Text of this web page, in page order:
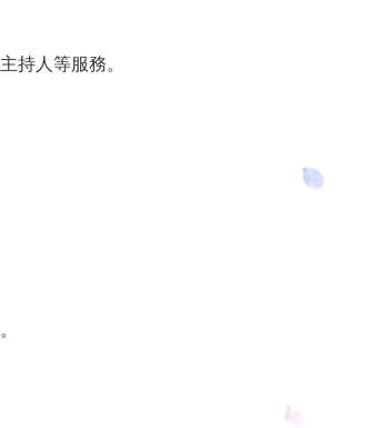
持人等服務。